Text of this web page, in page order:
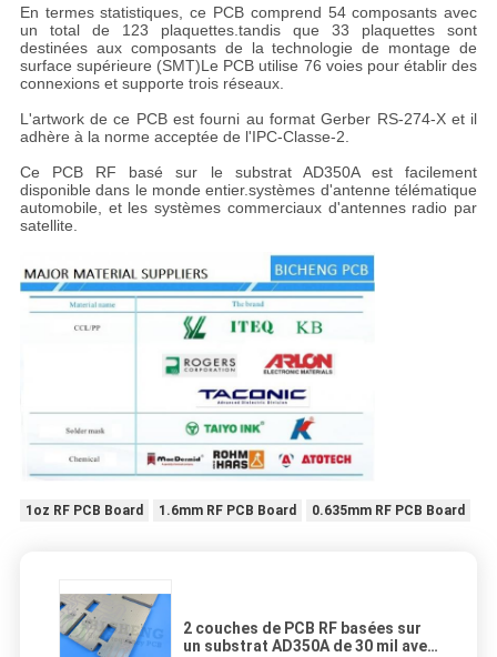
En termes statistiques, ce PCB comprend 54 composants avec
un total de 123 plaquettes.tandis que 33 plaquettes sont
destinées aux composants de la technologie de montage de
surface supérieure (SMT)Le PCB utilise 76 voies pour établir des
connexions et supporte trois réseaux.
L'artwork de ce PCB est fourni au format Gerber RS-274-X et il
adhère à la norme acceptée de l'IPC-Classe-2.
Ce PCB RF basé sur le substrat AD350A est facilement
disponible dans le monde entier.systèmes d'antenne télématique
automobile, et les systèmes commerciaux d'antennes radio par
satellite.
1oz RF PCB Board 1.6mm RF PCB Board 0.635mm RF PCB Board
2 couches de PCB RF basées sur
un substrat AD350A de 30 mil avec